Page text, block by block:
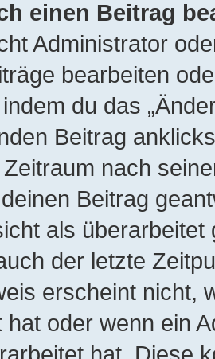
einen Beitrag
Administrator
bearbeiten
du das
Beitrag
nach
Beitrag
als
der letzte
erscheint nicht,
hat oder wenn ein